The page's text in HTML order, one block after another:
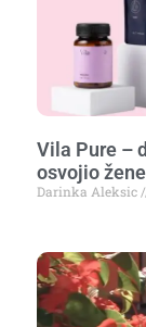
Vila Pure –
osvojio
Darinka Aleksic